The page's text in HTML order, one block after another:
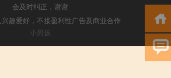
会及时纠正，谢谢
趣爱好，不接盈利性广告及商业合作
小男孩